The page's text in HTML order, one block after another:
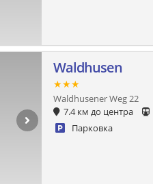
Waldhusen
★★★
Waldhusener Weg 22
7.4 км до центра
Парковка